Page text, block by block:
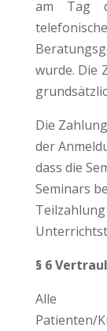
am Tag
wurde. Die
Die
der
dass die
Seminars
§ 6
Alle